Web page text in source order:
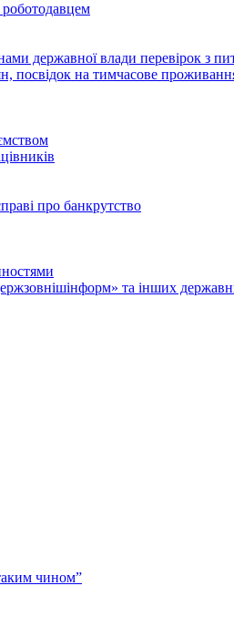
державної влади перевірок з
посвідок на тимчасове
про банкрутство
та інших
чином”